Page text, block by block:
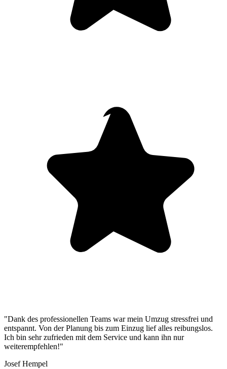
"Dank des professionellen Teams war mein Umzug stressfrei und
entspannt. Von der Planung bis zum Einzug lief alles reibungslos.
Ich bin sehr zufrieden mit dem Service und kann ihn nur
weiterempfehlen!"
Josef Hempel